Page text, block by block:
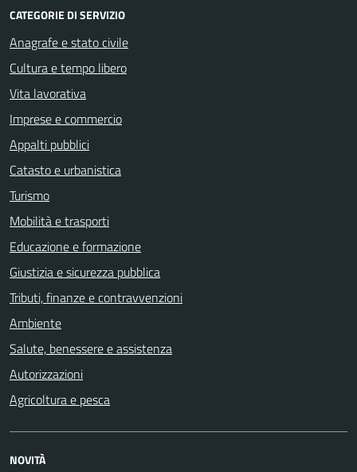
CATEGORIE DI SERVIZIO
Anagrafe e stato civile
Cultura e tempo libero
Vita lavorativa
Imprese e commercio
Appalti pubblici
Catasto e urbanistica
Turismo
Mobilità e trasporti
Educazione e formazione
Giustizia e sicurezza pubblica
Tributi, finanze e contravvenzioni
Ambiente
Salute, benessere e assistenza
Autorizzazioni
Agricoltura e pesca
NOVITÀ